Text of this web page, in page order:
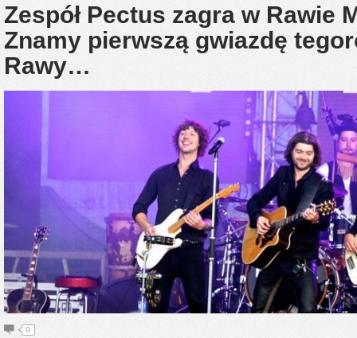
Zespół Pectus zagra w Rawie
Znamy pierwszą gwiazdę
Rawy…
0